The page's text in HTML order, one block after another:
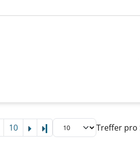
10 Letzte Seite Treffer pro